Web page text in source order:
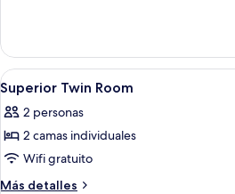
Queen
Room
Abrir
todas
las
fotos
de
Superior
2
Superior Twin Room
2 personas
2 camas individuales
Wifi gratuito
Más detalles
Más